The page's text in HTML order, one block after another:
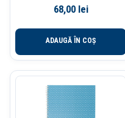
SI CLAPETA NUSIGN VERDE
68,00 lei
ADAUGĂ ÎN COȘ